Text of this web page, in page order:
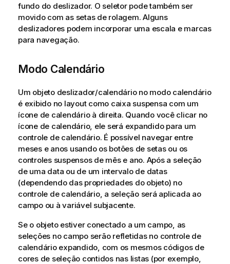
fundo do deslizador. O seletor pode também ser
movido com as setas de rolagem. Alguns
deslizadores podem incorporar uma escala e marcas
para navegação.
Modo Calendário
Um objeto deslizador/calendário no modo calendário
é exibido no layout como caixa suspensa com um
ícone de calendário à direita. Quando você clicar no
ícone de calendário, ele será expandido para um
controle de calendário. É possível navegar entre
meses e anos usando os botões de setas ou os
controles suspensos de mês e ano. Após a seleção
de uma data ou de um intervalo de datas
(dependendo das propriedades do objeto) no
controle de calendário, a seleção será aplicada ao
campo ou à variável subjacente.
Se o objeto estiver conectado a um campo, as
seleções no campo serão refletidas no controle de
calendário expandido, com os mesmos códigos de
cores de seleção contidos nas listas (por exemplo,